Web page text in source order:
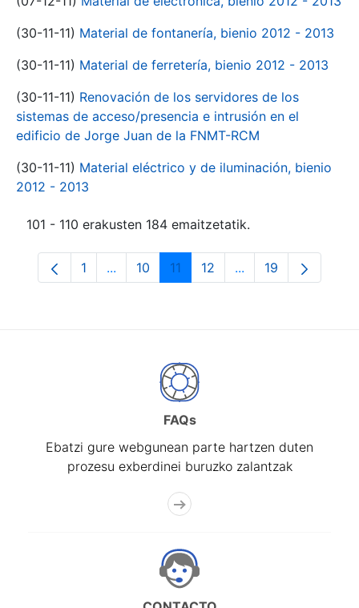
(30-11-11) Material de fontanería, bienio 2012 - 2013
(30-11-11) Material de ferretería, bienio 2012 - 2013
(30-11-11) Renovación de los servidores de los
sistemas de acceso/presencia e intrusión en el
edificio de Jorge Juan de la FNMT-RCM
(30-11-11) Material eléctrico y de iluminación, bienio
2012 - 2013
101 - 110 erakusten 184 emaitzetatik.
Orrialdea
1 ...Intermediate Pages Use TAB to navigate.
Orrialdea
10 Orrialdea
11 Orrialdea
12 ...Intermediate
Orrialdea
19
FAQs
Ebatzi gure webgunean parte hartzen duten
prozesu exberdinei buruzko zalantzak